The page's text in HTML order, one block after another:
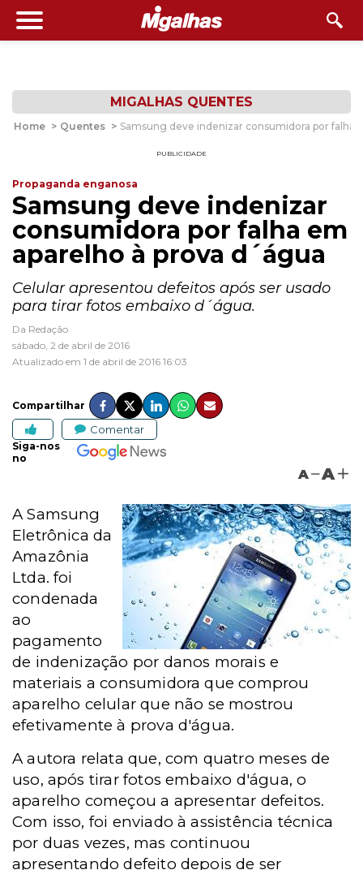
MIGALHAS QUENTES
Home > Quentes > Samsung deve indenizar consumidora por falha
PUBLICIDADE
Propaganda enganosa
Samsung deve indenizar
consumidora por falha em
aparelho à prova d´água
Celular apresentou defeitos após ser usado
para tirar fotos embaixo d´água.
Da Redação
sábado, 2 de abril de 2016
Atualizado em 1 de abril de 2016 16:03
Compartilhar
Comentar
Siga-nos
no
A A
A Samsung
Eletrônica da
Amazônia
Ltda. foi
condenada
ao
pagamento
de indenização por danos morais e
materiais a consumidora que comprou
aparelho celular que não se mostrou
efetivamente à prova d'água.
A autora relata que, com quatro meses de
uso, após tirar fotos embaixo d'água, o
aparelho começou a apresentar defeitos.
Com isso, foi enviado à assistência técnica
por duas vezes, mas continuou
apresentando defeito depois de ser